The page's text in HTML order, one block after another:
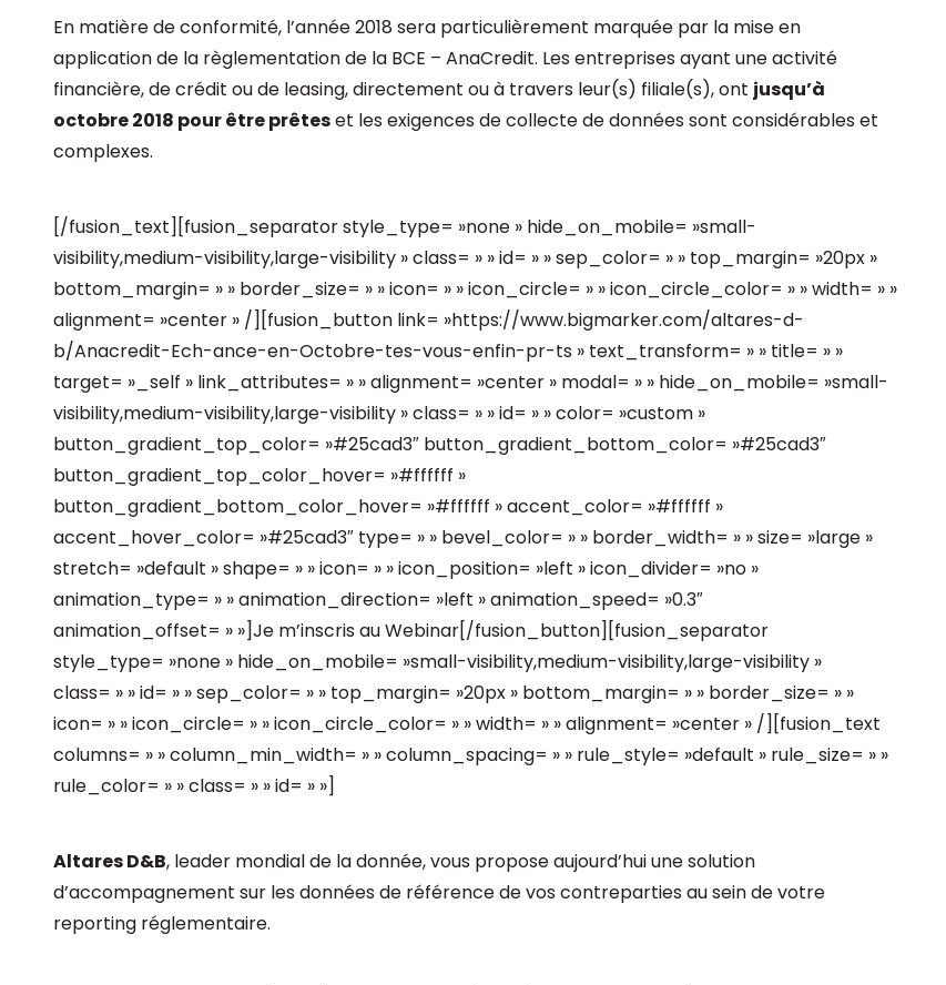
En matière de conformité, l’année 2018 sera particulièrement marquée par la mise en
application de la règlementation de la BCE – AnaCredit. Les entreprises ayant une activité
financière, de crédit ou de leasing, directement ou à travers leur(s) filiale(s), ont jusqu’à
octobre 2018 pour être prêteset les exigences de collecte de données sont considérables et
complexes.
[/fusion_text][fusion_separator style_type= »none » hide_on_mobile= »small-
visibility,medium-visibility,large-visibility » class= » » id= » » sep_color= » » top_margin= »20px »
bottom_margin= » » border_size= » » icon= » » icon_circle= » » icon_circle_color= » » width= » »
alignment= »center » /][fusion_button link= »https://www.bigmarker.com/altares-d-
b/Anacredit-Ech-ance-en-Octobre-tes-vous-enfin-pr-ts » text_transform= » » title= » »
target= »_self » link_attributes= » » alignment= »center » modal= » » hide_on_mobile= »small-
visibility,medium-visibility,large-visibility » class= » » id= » » color= »custom »
button_gradient_top_color= »#25cad3″ button_gradient_bottom_color= »#25cad3″
button_gradient_top_color_hover= »#ffffff »
button_gradient_bottom_color_hover= »#ffffff » accent_color= »#ffffff »
accent_hover_color= »#25cad3″ type= » » bevel_color= » » border_width= » » size= »large »
stretch= »default » shape= » » icon= » » icon_position= »left » icon_divider= »no »
animation_type= » » animation_direction= »left » animation_speed= »0.3″
animation_offset= » »]Je m’inscris au Webinar[/fusion_button][fusion_separator
style_type= »none » hide_on_mobile= »small-visibility,medium-visibility,large-visibility »
class= » » id= » » sep_color= » » top_margin= »20px » bottom_margin= » » border_size= » »
icon= » » icon_circle= » » icon_circle_color= » » width= » » alignment= »center » /][fusion_text
columns= » » column_min_width= » » column_spacing= » » rule_style= »default » rule_size= » »
rule_color= » » class= » » id= » »]
Altares D&B, leader mondial de la donnée, vous propose aujourd’hui une solution
d’accompagnement sur les données de référence de vos contreparties au sein de votre
reporting réglementaire.